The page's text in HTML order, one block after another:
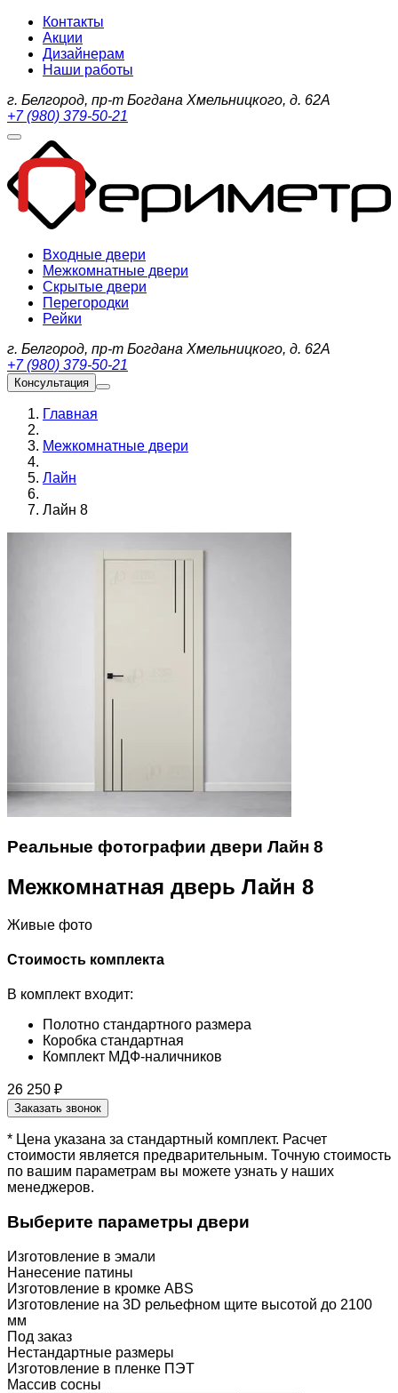
Контакты
Акции
Дизайнерам
Наши работы
г. Белгород, пр-т Богдана Хмельницкого, д. 62А
+7 (980) 379-50-21
Входные двери
Межкомнатные двери
Скрытые двери
Перегородки
Рейки
г. Белгород, пр-т Богдана Хмельницкого, д. 62А
+7 (980) 379-50-21
Консультация
Главная
Межкомнатные двери
Лайн
Лайн 8
Реальные фотографии двери Лайн 8
Межкомнатная дверь Лайн 8
Живые фото
Стоимость комплекта
В комплект входит:
Полотно стандартного размера
Коробка стандартная
Комплект МДФ-наличников
26 250 ₽
Заказать звонок
* Цена указана за стандартный комплект. Расчет
стоимости является предварительным. Точную стоимость
по вашим параметрам вы можете узнать у наших
менеджеров.
Выберите параметры двери
Изготовление в эмали
Нанесение патины
Изготовление в кромке ABS
Изготовление на 3D рельефном щите высотой до 2100
мм
Под заказ
Нестандартные размеры
Изготовление в пленке ПЭТ
Массив сосны